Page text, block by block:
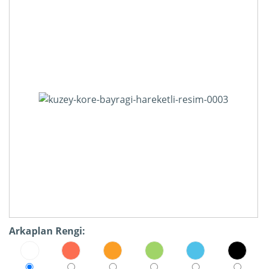
Arkaplan Rengi: